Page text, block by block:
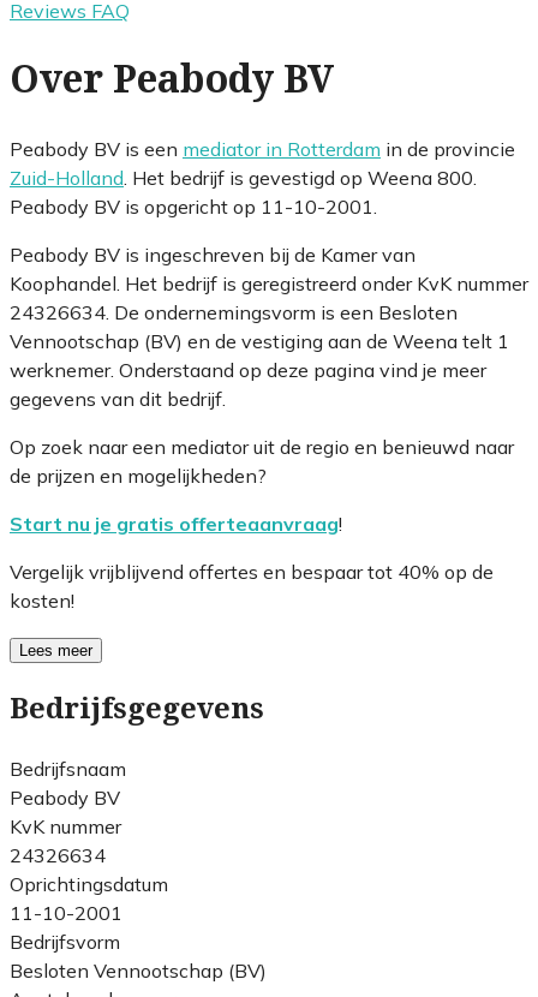
Reviews FAQ
Over Peabody BV
Peabody BV is een mediator in Rotterdam in de provincie
Zuid-Holland . Het bedrijf is gevestigd op Weena 800.
Peabody BV is opgericht op 11-10-2001.
Peabody BV is ingeschreven bij de Kamer van
Koophandel. Het bedrijf is geregistreerd onder KvK nummer
24326634. De ondernemingsvorm is een Besloten
Vennootschap (BV) en de vestiging aan de Weena telt 1
werknemer. Onderstaand op deze pagina vind je meer
gegevens van dit bedrijf.
Op zoek naar een mediator uit de regio en benieuwd naar
de prijzen en mogelijkheden?
Start nu je gratis offerteaanvraag!
Vergelijk vrijblijvend offertes en bespaar tot 40% op de
kosten!
Lees meer
Bedrijfsgegevens
Bedrijfsnaam
Peabody BV
KvK nummer
24326634
Oprichtingsdatum
11-10-2001
Bedrijfsvorm
Besloten Vennootschap (BV)